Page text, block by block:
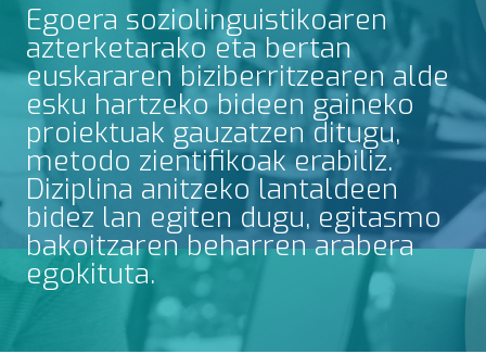
Egoera soziolinguistikoaren
azterketarako eta bertan
euskararen biziberritzearen alde
esku hartzeko bideen gaineko
proiektuak gauzatzen ditugu,
metodo zientifikoak erabiliz.
Diziplina anitzeko lantaldeen
bidez lan egiten dugu, egitasmo
bakoitzaren beharren arabera
egokituta.